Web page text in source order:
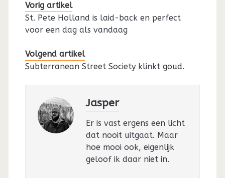
Vorig artikel
St. Pete Holland is laid-back en perfect
voor een dag als vandaag
Volgend artikel
Subterranean Street Society klinkt goud.
Jasper
Er is vast ergens een licht
dat nooit uitgaat. Maar
hoe mooi ook, eigenlijk
geloof ik daar niet in.